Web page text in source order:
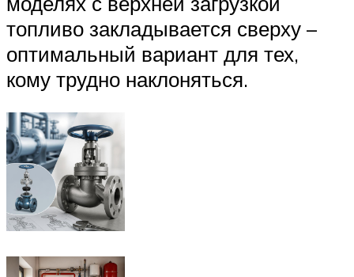
топливо закладывается сверху –
оптимальный вариант для тех,
кому трудно наклоняться.